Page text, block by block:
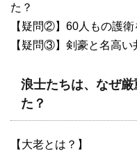
た？
【疑問②】60人もの護
【疑問③】剣豪と名高い
浪士たちは、なぜ
た？
【大老とは？】